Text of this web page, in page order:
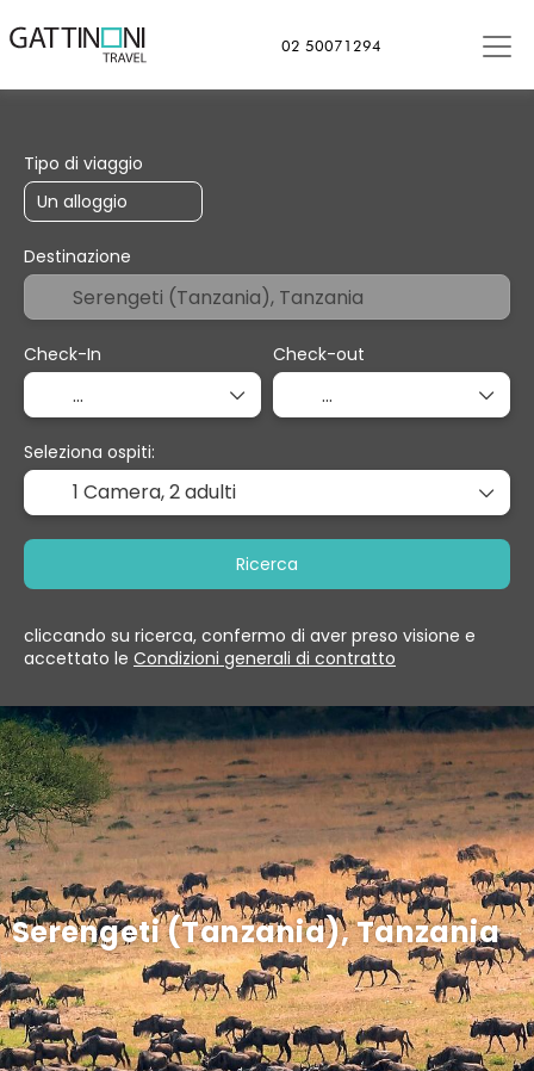
02 50071294
Serengeti (Tanzania), Tanzania
Soggiorno
Trasporto + Soggiorno
Tipo di viaggio
Destinazione
Check-In Check-out
Seleziona ospiti:
1 Camera,2 adulti
Ricerca
cliccando su ricerca, confermo di aver preso visione e
accettato le Condizioni generali di contratto